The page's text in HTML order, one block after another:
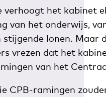
verhoogt het kabinet
van het onderwijs,
lonen. Maar
vrezen dat het
van het
CPB-ramingen